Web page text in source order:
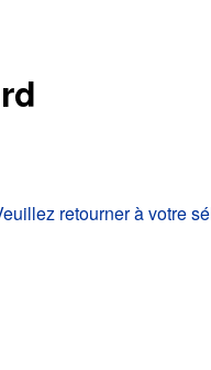
retourner à votre